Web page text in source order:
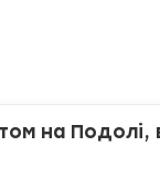
на Подолі,